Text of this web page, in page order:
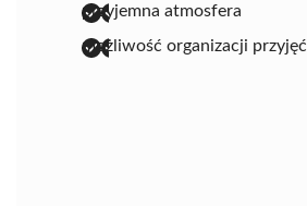
przyjemna atmosfera
możliwość organizacji przyjęć